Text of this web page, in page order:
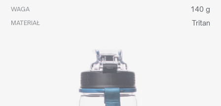
WAGA 140 g
MATERIAŁ Tritan